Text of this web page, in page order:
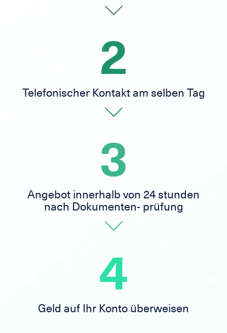
2
Telefonischer Kontakt am selben Tag
3
Angebot innerhalb von 24 stunden
nach Dokumenten- prüfung
4
Geld auf Ihr Konto überweisen